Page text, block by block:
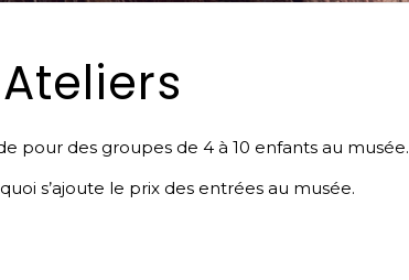
Ateliers
pour des groupes de 4 à 10 enfants au musée.
s’ajoute le prix des entrées au musée.